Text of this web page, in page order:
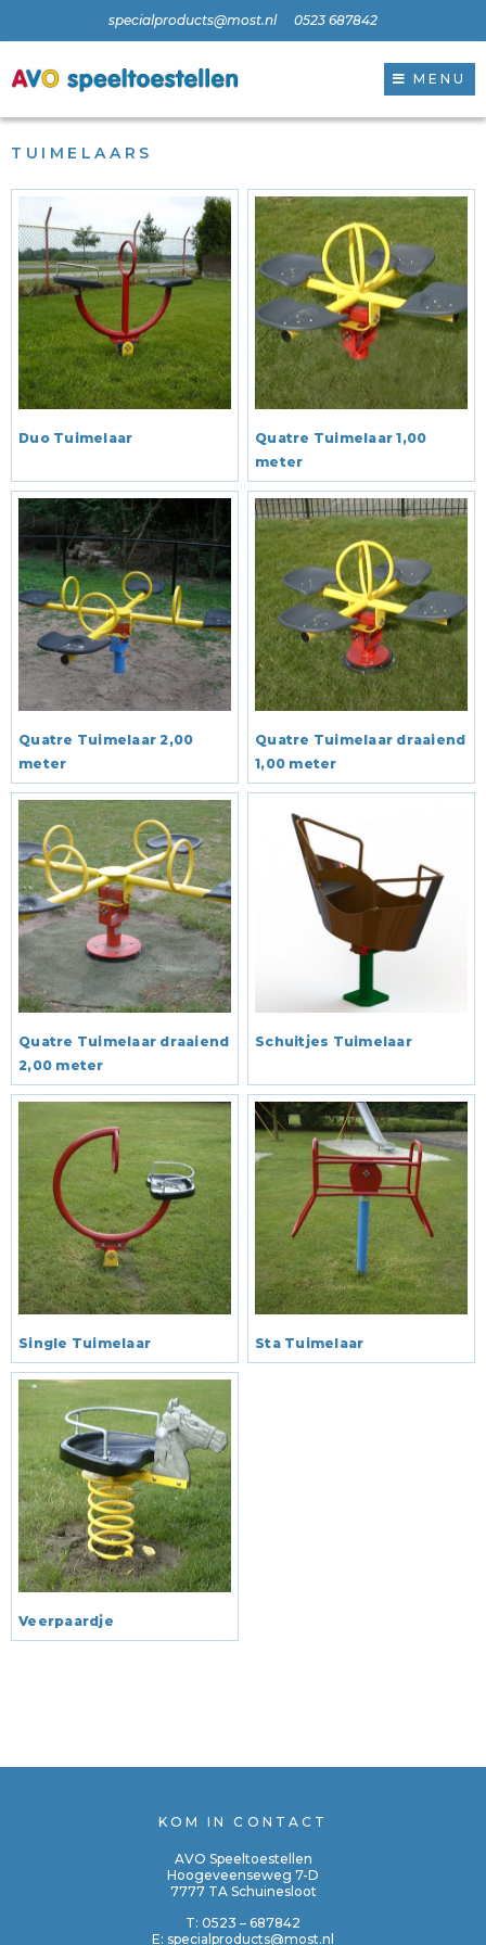
specialproducts@most.nl 0523 687842
MENU
TUIMELAARS
Duo Tuimelaar
Quatre Tuimelaar 1,00
meter
Quatre Tuimelaar 2,00
meter
Quatre Tuimelaar draaiend
1,00 meter
Quatre Tuimelaar draaiend
2,00 meter
Schuitjes Tuimelaar
Single Tuimelaar Sta Tuimelaar
Veerpaardje
KOM IN CONTACT
AVO Speeltoestellen
Hoogeveenseweg 7-D
7777 TA Schuinesloot
T: 0523 – 687842
E: specialproducts@most.nl